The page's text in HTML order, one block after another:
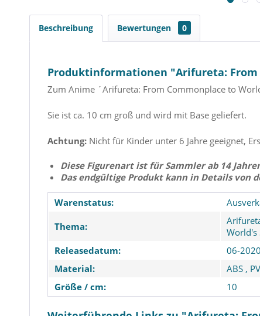
Beschreibung Bewertungen 0
Produktinformationen "Arifureta: From
Zum Anime ´Arifureta: From Commonplace to
Sie ist ca. 10 cm groß und wird mit Base geliefert.
Achtung: Nicht für Kinder unter 6 Jahre geeignet,
Diese Figurenart ist für Sammler ab 14
Das endgültige Produkt kann in Details von
Warenstatus:
Thema:
World's
Releasedatum:
06-2020
Material:
ABS ,
Größe / cm:
10